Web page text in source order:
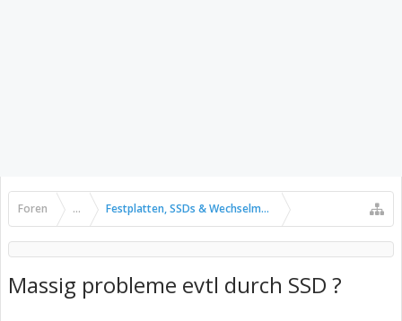
Foren ... Festplatten, SSDs & Wechselmedien
Massig probleme evtl durch SSD ?